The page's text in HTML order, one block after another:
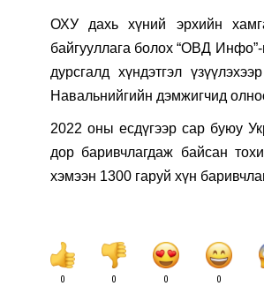
ОХУ дахь хүний эрхийн
байгууллага болох “ОВД
дурсгалд хүндэтгэл
Навальнийгийн дэмжигчид
2022 оны есдүгээр сар буюу
дор баривчлагдаж байсан
хэмээн 1300 гаруй хүн
0 0 0 0